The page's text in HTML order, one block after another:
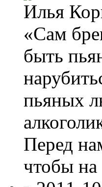
Илья
«Сам
быть
пьяных
Перед
чтобы